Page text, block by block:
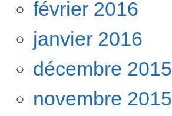
février 2016
janvier 2016
décembre 2015
novembre 2015